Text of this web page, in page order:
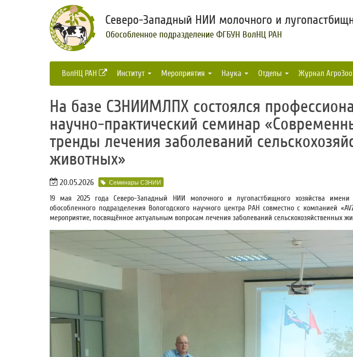
Северо-Западный НИИ молочного и
Обособленное подразделение ФГБУН ВолНЦ РАН
ВолНЦ РАН Институт Мероприятия Наука Отделы Журнал
На базе СЗНИИМЛПХ состоялся
научно-практический семинар
тренды лечения заболеваний
животных»
20.05.2026 Семинары СЗНИИ
19 мая 2025 года Северо-Западный НИИ молочного и лугопастбищного хозяйства
обособленного подразделения Вологодского научного центра РАН совместно с компанией
мероприятие, посвящённое актуальным вопросам лечения заболеваний сельскохозяйственных